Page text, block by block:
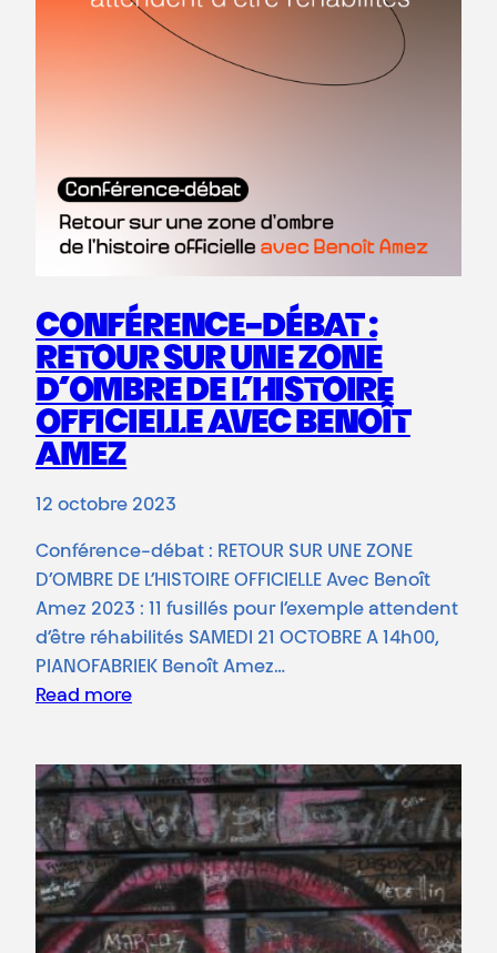
CONFÉRENCE-DÉBAT :
RETOUR SUR UNE ZONE
D’OMBRE DE L’HISTOIRE
OFFICIELLE AVEC BENOÎT
AMEZ
12 octobre 2023
Conférence-débat : RETOUR SUR UNE ZONE
D’OMBRE DE L’HISTOIRE OFFICIELLE Avec Benoît
Amez 2023 : 11 fusillés pour l’exemple attendent
d’être réhabilités SAMEDI 21 OCTOBRE A 14h00,
PIANOFABRIEK Benoît Amez…
Read more